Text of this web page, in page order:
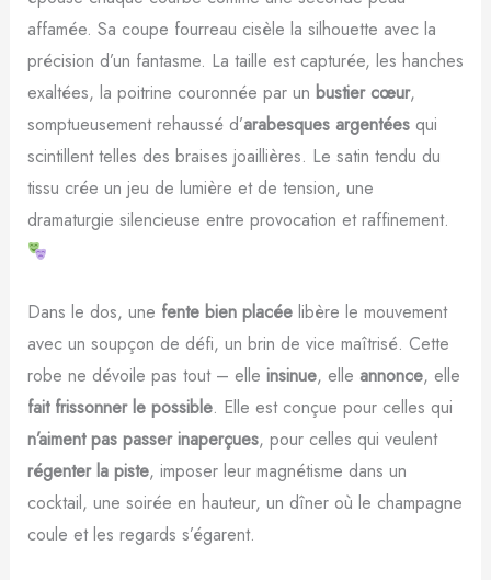
affamée. Sa coupe fourreau cisèle la silhouette avec la
précision d’un fantasme. La taille est capturée, les hanches
exaltées, la poitrine couronnée par un bustier cœur,
somptueusement rehaussé d’arabesques argentéesqui
scintillent telles des braises joaillières. Le satin tendu du
tissu crée un jeu de lumière et de tension, une
dramaturgie silencieuse entre provocation et raffinement.
Dans le dos, une fente bien placéelibère le mouvement
avec un soupçon de défi, un brin de vice maîtrisé. Cette
robe ne dévoile pas tout – elle insinue, elle annonce, elle
fait frissonner le possible. Elle est conçue pour celles qui
n’aiment pas passer inaperçues, pour celles qui veulent
régenter la piste, imposer leur magnétisme dans un
cocktail, une soirée en hauteur, un dîner où le champagne
coule et les regards s’égarent.